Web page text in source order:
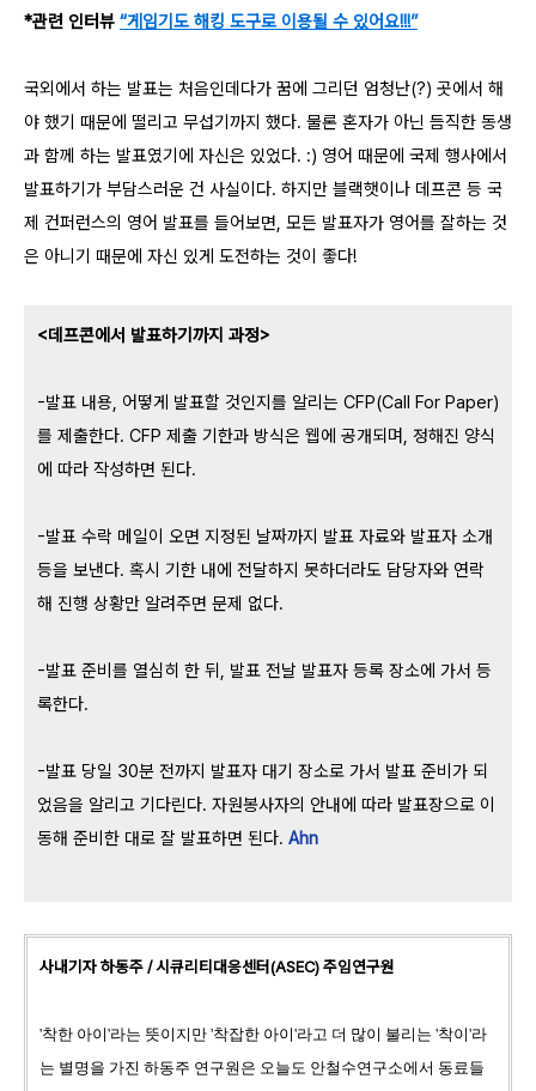
*관련 인터뷰 “게임기도 해킹 도구로 이용될 수 있어요!!!”
국외에서 하는 발표는 처음인데다가 꿈에 그리던 엄청난(?) 곳에서 해
야 했기 때문에 떨리고 무섭기까지 했다. 물론 혼자가 아닌 듬직한 동생
과 함께 하는 발표였기에 자신은 있었다. :) 영어 때문에 국제 행사에서
발표하기가 부담스러운 건 사실이다. 하지만 블랙햇이나 데프콘 등 국
제 컨퍼런스의 영어 발표를 들어보면, 모든 발표자가 영어를 잘하는 것
은 아니기 때문에 자신 있게 도전하는 것이 좋다!
<데프콘에서 발표하기까지 과정>
-발표 내용, 어떻게 발표할 것인지를 알리는 CFP(Call For Paper)
를 제출한다. CFP 제출 기한과 방식은 웹에 공개되며, 정해진 양식
에 따라 작성하면 된다.
-발표 수락 메일이 오면 지정된 날짜까지 발표 자료와 발표자 소개
등을 보낸다. 혹시 기한 내에 전달하지 못하더라도 담당자와 연락
해 진행 상황만 알려주면 문제 없다.
-발표 준비를 열심히 한 뒤, 발표 전날 발표자 등록 장소에 가서 등
록한다.
-발표 당일 30분 전까지 발표자 대기 장소로 가서 발표 준비가 되
었음을 알리고 기다린다. 자원봉사자의 안내에 따라 발표장으로 이
동해 준비한 대로 잘 발표하면 된다. Ahn
사내기자 하동주 / 시큐리티대응센터(ASEC) 주임연구원
'착한 아이'라는 뜻이지만 '착잡한 아이'라고 더 많이 불리는 '착이'라
는 별명을 가진 하동주 연구원은 오늘도 안철수연구소에서 동료들